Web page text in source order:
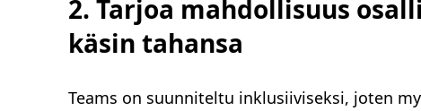
2. Tarjoa mahdollisuus
käsin tahansa
Teams on suunniteltu inklusiiviseksi, joten